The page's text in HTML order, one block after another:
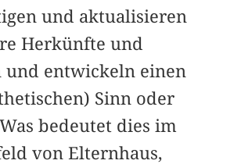
und aktualisieren
Herkünfte und
und entwickeln einen
Sinn oder
bedeutet dies im
von Elternhaus,